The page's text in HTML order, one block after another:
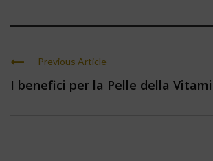
Previous Article
I benefici per la Pelle della